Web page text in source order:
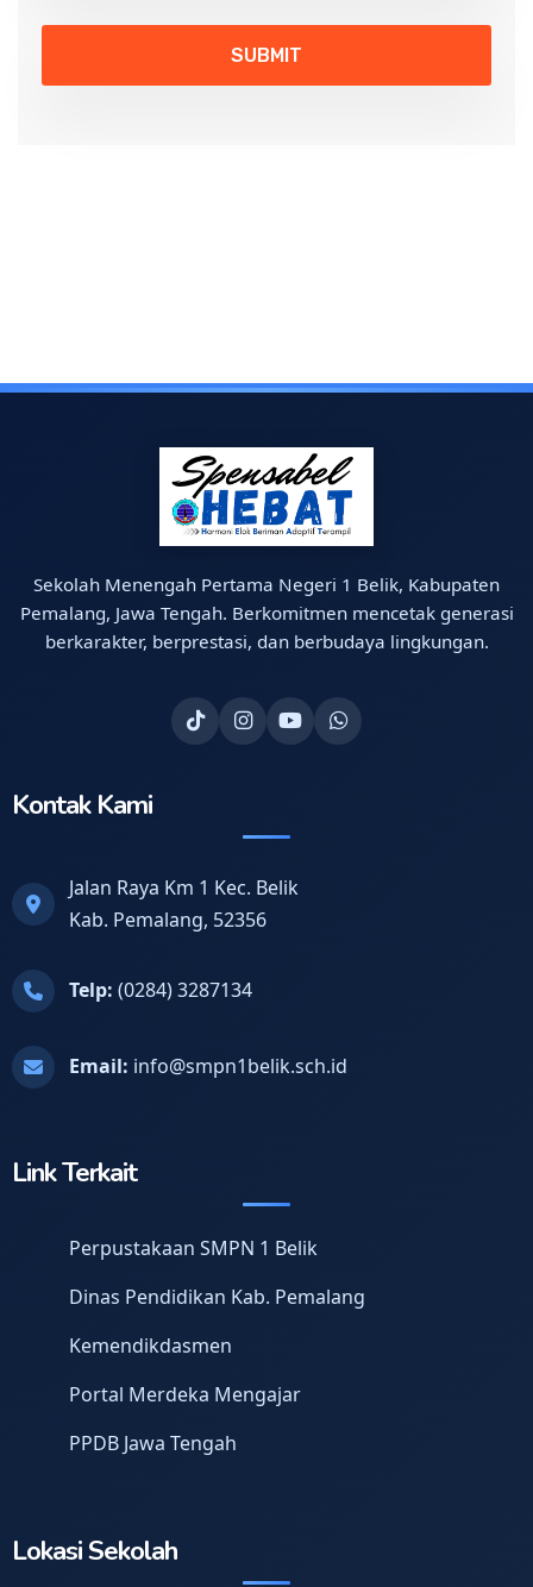
Sekolah Menengah Pertama Negeri 1 Belik, Kabupaten
Pemalang, Jawa Tengah. Berkomitmen mencetak generasi
berkarakter, berprestasi, dan berbudaya lingkungan.
Kontak Kami
Jalan Raya Km 1 Kec. Belik
Kab. Pemalang, 52356
Telp: (0284) 3287134
Email: info@smpn1belik.sch.id
Link Terkait
Perpustakaan SMPN 1 Belik
Dinas Pendidikan Kab. Pemalang
Kemendikdasmen
Portal Merdeka Mengajar
PPDB Jawa Tengah
Lokasi Sekolah